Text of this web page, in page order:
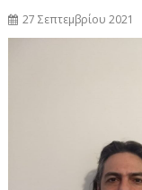
27 Σεπτεμβρίου 2021